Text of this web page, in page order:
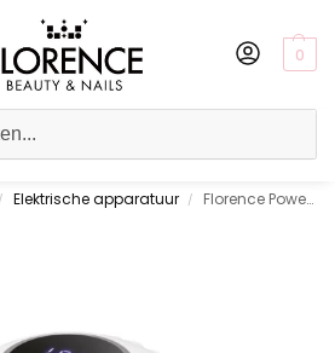
0
showroom
/ Elektrische apparatuur / Florence Powerful LED/UV Light